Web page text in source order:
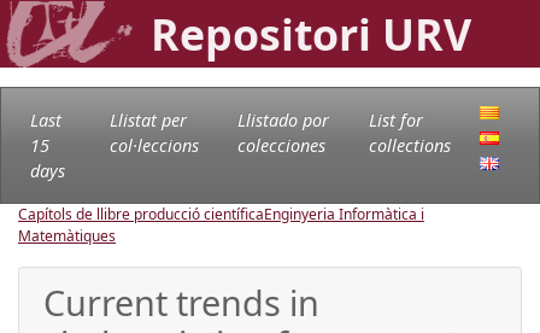
Repositori URV
Last
15
days
Llistat per
col·leccions
Llistado por
colecciones
List for
collections
Capítols de llibre producció científicaEnginyeria Informàtica i
Matemàtiques
Current trends in